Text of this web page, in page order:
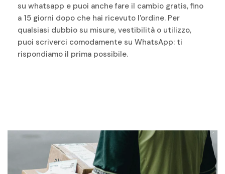
su whatsapp e puoi anche fare il cambio gratis, fino
a 15 giorni dopo che hai ricevuto l'ordine. Per
qualsiasi dubbio su misure, vestibilità o utilizzo,
puoi scriverci comodamente su WhatsApp: ti
rispondiamo il prima possibile.